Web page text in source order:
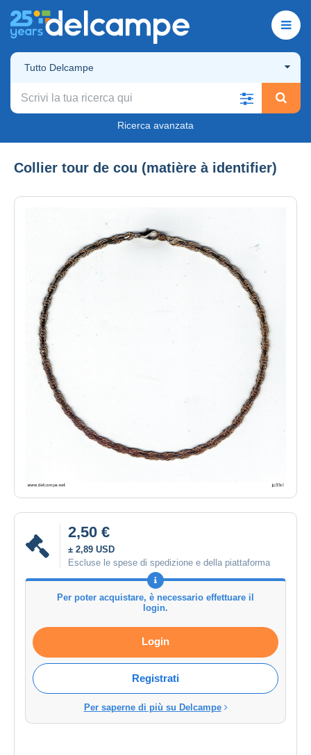
Tutto Delcampe
Ricerca avanzata
Collier tour de cou (matière à identifier)
2,50 €
± 2,89 USD
Escluse le spese di spedizione e della piattaforma
Per poter acquistare, è necessario effettuare il
login.
Login
Registrati
Per saperne di più su Delcampe